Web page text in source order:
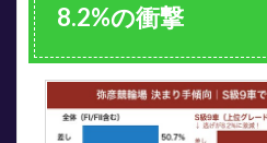
8.2%の衝撃